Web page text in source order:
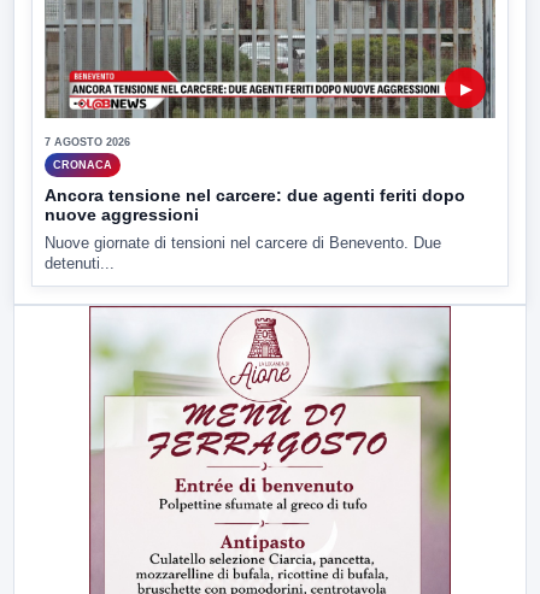
▶
7 AGOSTO 2026
CRONACA
Ancora tensione nel carcere: due agenti feriti dopo
nuove aggressioni
Nuove giornate di tensioni nel carcere di Benevento. Due
detenuti...